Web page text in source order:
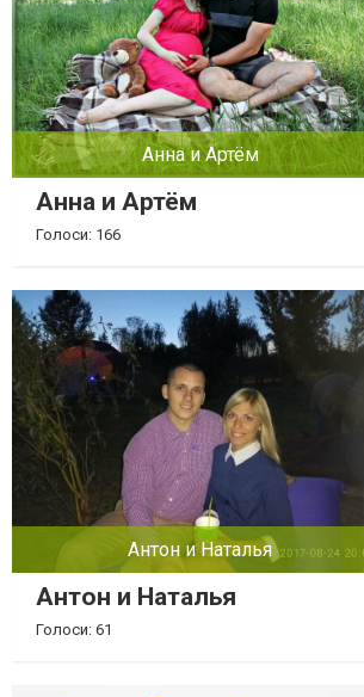
Анна и Артём
Анна и Артём
Голоси: 166
Антон и Наталья
Антон и Наталья
Голоси: 61